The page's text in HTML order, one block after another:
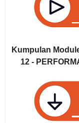
Kumpulan
12 -